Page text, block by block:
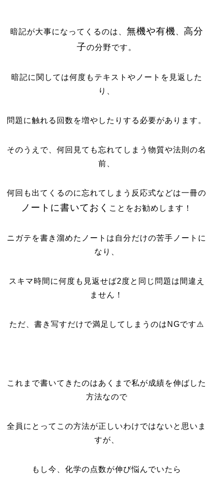
暗記が大事になってくるのは、 無機や有機
高分
子の分野です。
暗記に関しては何度も テキストやノートを見返した
り、
問題に触れる回数を増やしたりする 必要があります。
そのうえで、何回見ても忘れてしまう物質や法則の名
前、
何回も出てくるのに忘れてしまう反応式などは一冊の
ノートに書いておく ことをお勧めします！
ニガテを書き溜めたノートは自分だけの苦手ノートに
なり、
スキマ時間に何度も見返せば2度と同じ問題は間違え
ません！
ただ、書き写すだけで満足してしまうのはNGです⚠️
これまで書いてきたのはあくまで私が成績を伸ばした
方法なので
全員にとってこの方法が正しいわけではないと思いま
すが、
もし今、化学の点数が伸び悩んでいたら